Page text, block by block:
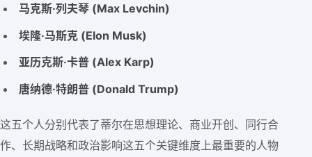
马克斯·列夫琴 (Max Levchin)
埃隆·马斯克 (Elon Musk)
亚历克斯·卡普 (Alex Karp)
唐纳德·特朗普 (Donald Trump)
这五个人分别代表了蒂尔在思想理论、商业开创、同行合
作、长期战略和政治影响这五个关键维度上最重要的人物